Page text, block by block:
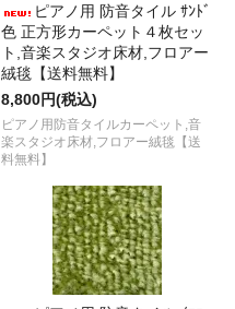
ピアノ用 防音タイル ｻﾝﾄﾞ
色 正方形カーペット４枚セッ
ト,音楽スタジオ床材,フロアー
絨毯【送料無料】
8,800円(税込)
ピアノ用防音タイルカーペット,音
楽スタジオ床材,フロアー絨毯【送
料無料】